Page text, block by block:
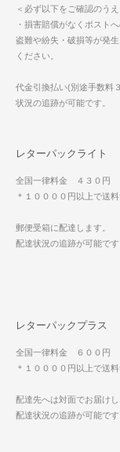
＜必ず以下をご確認のう
・損害賠償がなくポスト
盗難や紛失・破損等が発
ください。
代金引換払い(別途手数料
状況の追跡が可能です。
レターパックライト
全国一律料金 ４３０円
＊１００００円以上で送
郵便受箱に配達します。
配達状況の追跡が可能です
レターパックプラス
全国一律料金 ６００円
＊１００００円以上で送
配達先へは対面でお届け
配達状況の追跡が可能です